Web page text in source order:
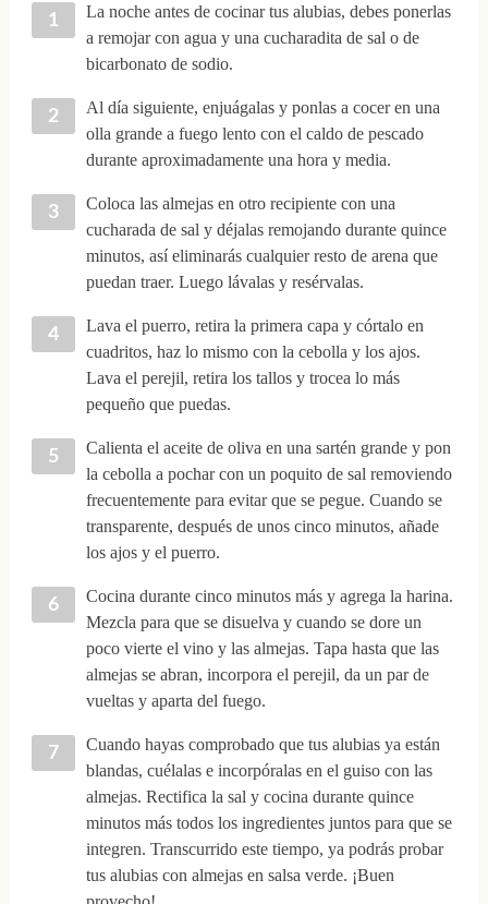
La noche antes de cocinar tus alubias, debes ponerlas
a remojar con agua y una cucharadita de sal o de
bicarbonato de sodio.
Al día siguiente, enjuágalas y ponlas a cocer en una
olla grande a fuego lento con el caldo de pescado
durante aproximadamente una hora y media.
Coloca las almejas en otro recipiente con una
cucharada de sal y déjalas remojando durante quince
minutos, así eliminarás cualquier resto de arena que
puedan traer. Luego lávalas y resérvalas.
Lava el puerro, retira la primera capa y córtalo en
cuadritos, haz lo mismo con la cebolla y los ajos.
Lava el perejil, retira los tallos y trocea lo más
pequeño que puedas.
Calienta el aceite de oliva en una sartén grande y pon
la cebolla a pochar con un poquito de sal removiendo
frecuentemente para evitar que se pegue. Cuando se
transparente, después de unos cinco minutos, añade
los ajos y el puerro.
Cocina durante cinco minutos más y agrega la harina.
Mezcla para que se disuelva y cuando se dore un
poco vierte el vino y las almejas. Tapa hasta que las
almejas se abran, incorpora el perejil, da un par de
vueltas y aparta del fuego.
Cuando hayas comprobado que tus alubias ya están
blandas, cuélalas e incorpóralas en el guiso con las
almejas. Rectifica la sal y cocina durante quince
minutos más todos los ingredientes juntos para que se
integren. Transcurrido este tiempo, ya podrás probar
tus alubias con almejas en salsa verde. ¡Buen